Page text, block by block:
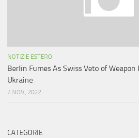
NOTIZIE ESTERO
Berlin Fumes As Swiss Veto of
Ukraine
2 NOV, 2022
CATEGORIE